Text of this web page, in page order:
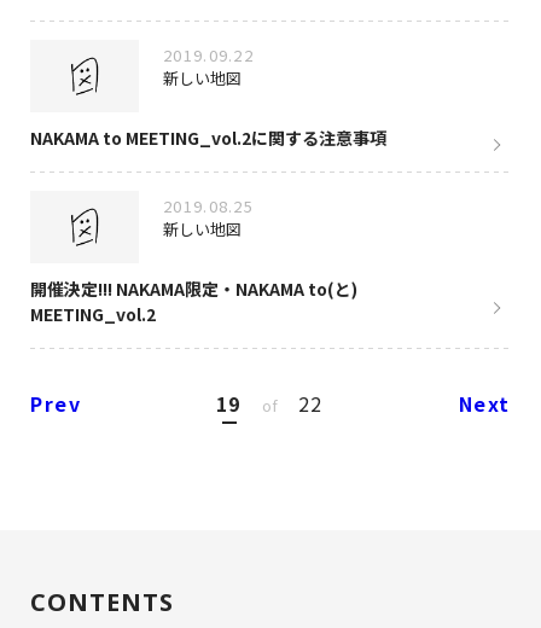
2019.09.22
新しい地図
NAKAMA to MEETING_vol.2に関する注意事項
2019.08.25
新しい地図
開催決定!!! NAKAMA限定・NAKAMA to(と)
MEETING_vol.2
Prev 19 of 22 Next
CONTENTS